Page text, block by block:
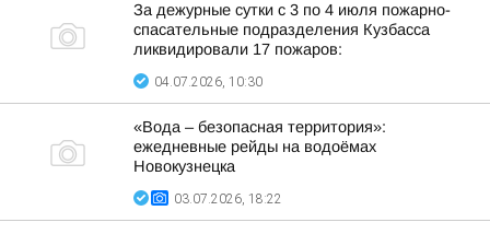
За дежурные сутки с 3 по 4 июля пожарно-
спасательные подразделения Кузбасса
ликвидировали 17 пожаров:
04.07.2026, 10:30
«Вода – безопасная территория»:
ежедневные рейды на водоёмах
Новокузнецка
03.07.2026, 18:22